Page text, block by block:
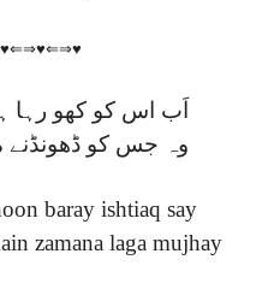
اَب اس کو کھو رہا
وہ جس کو ڈھونڈنے
baray ishtiaq say
zamana laga mujhay